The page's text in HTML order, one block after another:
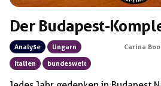
Der Budapest-
Analyse
Ungarn
Italien
bundesweit
Carina